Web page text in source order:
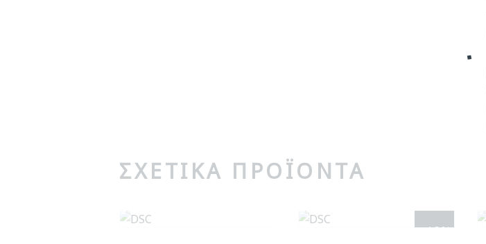
ΣΧΕΤΙΚΆ ΠΡΟΪΌΝΤΑ
- 10%